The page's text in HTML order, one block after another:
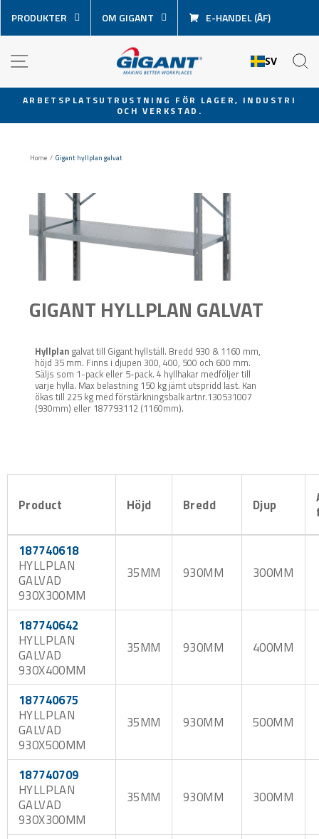
över
innehåll
PRODUKTER OM GIGANT E-HANDEL (ÅF)
SV
Pausa
ARBETSPLATSUTRUSTNING FÖR LAGER, INDUSTRI
OCH VERKSTAD.
Home / Gigant hyllplan galvat
GIGANT HYLLPLAN GALVAT
Hyllplan galvat till Gigant hyllställ. Bredd 930 & 1160 mm,
höjd 35 mm. Finns i djupen 300, 400, 500 och 600 mm.
Säljs som 1-pack eller 5-pack. 4 hyllhakar medföljer till
varje hylla. Max belastning 150 kg jämt utspridd last. Kan
ökas till 225 kg med förstärkningsbalk artnr.130531007
(930mm) eller 187793112 (1160mm).
Product Höjd Bredd Djup
187740618
HYLLPLAN
GALVAD
930X300MM
35MM 930MM 300MM
187740642
HYLLPLAN
GALVAD
930X400MM
35MM 930MM 400MM
187740675
HYLLPLAN
GALVAD
930X500MM
35MM 930MM 500MM
187740709
HYLLPLAN
GALVAD
930X300MM
35MM 930MM 300MM